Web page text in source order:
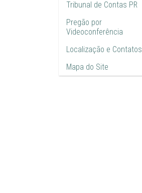
Tribunal de Contas PR
Pregão por
Videoconferência
Localização e Contatos
Mapa do Site